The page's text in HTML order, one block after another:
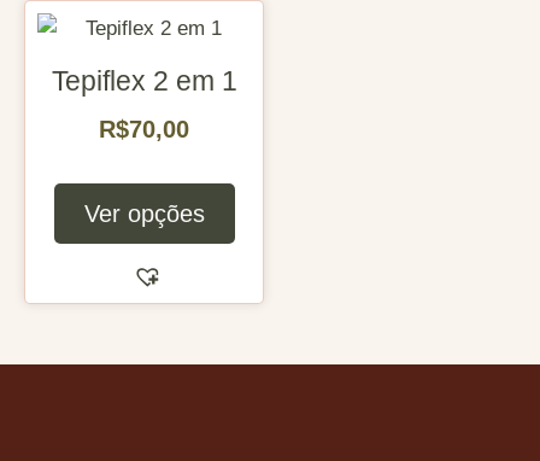
Tepiflex 2 em 1
R$70,00
Ver opções